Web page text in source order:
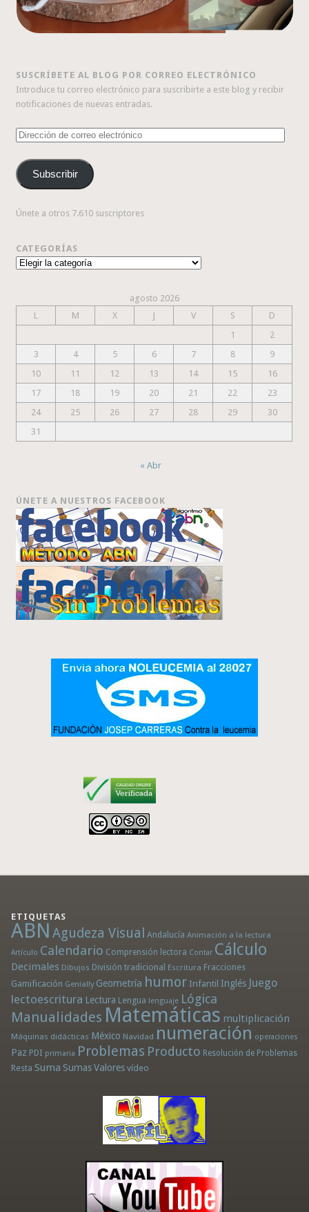
SUSCRÍBETE AL BLOG POR CORREO ELECTRÓNICO
Introduce tu correo electrónico para suscribirte a este blog y recibir
notificaciones de nuevas entradas.
Dirección
correo
electrónico
Subscribir
Únete a otros 7.610 suscriptores
CATEGORÍAS
Categorías
agosto 2026
L
M X J V S
D
1
2
3
4 5 6 7 8
9
10
11 12 13 14 15
16
17
18 19 20 21 22
23
24
25 26 27 28 29
30
31
« Abr
ÚNETE A NUESTROS FACEBOOK
ETIQUETAS
ABN Agudeza Visual Andalucía Animación a la lectura
Artículo Calendario Comprensión lectora Contar Cálculo
Decimales Dibujos División tradicional Escritura Fracciones
Gamificación Genially Geometría humor Infantil Inglés Juego
lectoescritura Lectura Lengua lenguaje Lógica
Manualidades Matemáticas multiplicación
Máquinas didácticas México Navidad numeración operaciones
Paz PDI primaria Problemas Producto Resolución de Problemas
Resta Suma Sumas Valores vídeo